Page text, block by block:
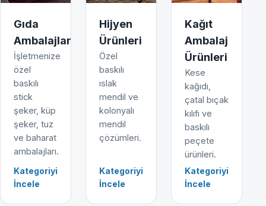
Gıda
Ambalajları
İşletmenize
özel
baskılı
stick
şeker, küp
şeker, tuz
ve baharat
ambalajları.
Kategoriyi
İncele
Hijyen
Ürünleri
Özel
baskılı
ıslak
mendil ve
kolonyalı
mendil
çözümleri.
Kategoriyi
İncele
Kağıt
Ambalaj
Ürünleri
Kese
kağıdı,
çatal bıçak
kılıfı ve
baskılı
peçete
ürünleri.
Kategoriyi
İncele